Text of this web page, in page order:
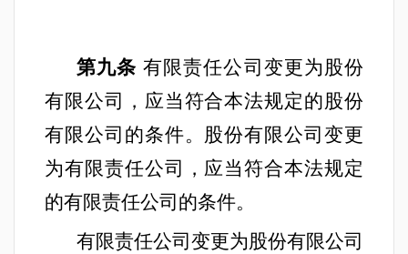
第九条 有限责任公司变更为股份
有限公司，应当符合本法规定的股份
有限公司的条件。股份有限公司变更
为有限责任公司，应当符合本法规定
的有限责任公司的条件。
有限责任公司变更为股份有限公司